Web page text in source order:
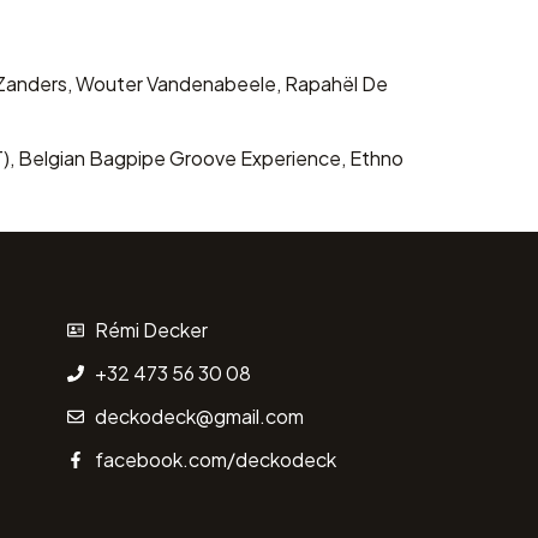
Wouter Vandenabeele, Rapahël De
Belgian Bagpipe Groove Experience, Ethno
Rémi Decker
+32 473 56 30 08
deckodeck@gmail.com
facebook.com/deckodeck